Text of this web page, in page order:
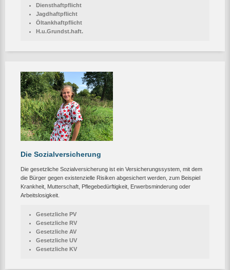
Diensthaftpflicht
Jagdhaftpflicht
Öltankhaftpflicht
H.u.Grundst.haft.
Die Sozialversicherung
Die gesetzliche Sozialversicherung ist ein Versicherungssystem, mit dem
die Bürger gegen existenzielle Risiken abgesichert werden, zum Beispiel
Krankheit, Mutterschaft, Pflegebedürftigkeit, Erwerbsminderung oder
Arbeitslosigkeit.
Gesetzliche PV
Gesetzliche RV
Gesetzliche AV
Gesetzliche UV
Gesetzliche KV